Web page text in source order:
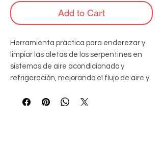
Add to Cart
Herramienta práctica para enderezar y
limpiar las aletas de los serpentines en
sistemas de aire acondicionado y
refrigeración, mejorando el flujo de aire y